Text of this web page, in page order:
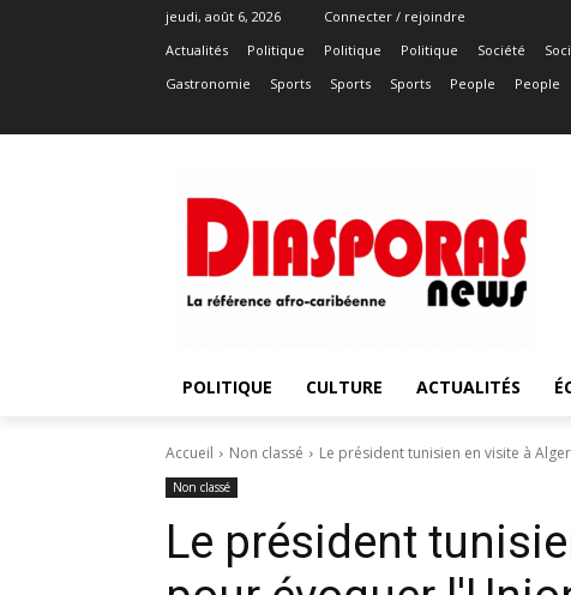
jeudi, août 6, 2026
Connecter / rejoindre
Actualités
Politique Politique Politique Société
Gastronomie
Sports Sports Sports People People
POLITIQUE CULTURE ACTUALITÉS
Accueil Non classé Le président tunisien en visite à
Non classé
Le président